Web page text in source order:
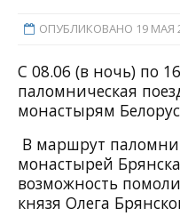
ОПУБЛИКОВАНО 19 МАЯ
С 08.06 (в ночь) по
паломническая
монастырям
В маршрут
монастырей
возможность
князя Олега